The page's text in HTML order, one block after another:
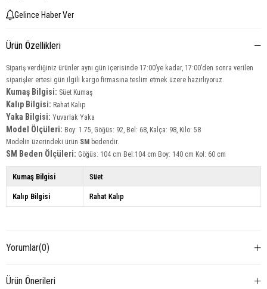
Gelince Haber Ver
Ürün Özellikleri
Sipariş verdiğiniz ürünler aynı gün içerisinde 17:00’ye kadar, 17:00’den sonra verilen
siparişler ertesi gün ilgili kargo firmasına teslim etmek üzere hazırlıyoruz.
Kumaş Bilgisi: Süet Kumaş
Kalıp Bilgisi: Rahat Kalıp
Yaka Bilgisi: Yuvarlak Yaka
Model Ölçüleri: Boy: 1.75, Göğüs: 92, Bel: 68, Kalça: 98, Kilo: 58
Modelin üzerindeki ürün SM bedendir.
SM Beden Ölçüleri: Göğüs: 104 cm Bel:104 cm Boy: 140 cm Kol: 60 cm
Kumaş Bilgisi Süet
Kalıp Bilgisi Rahat Kalıp
Yorumlar(0)
Ürün Önerileri